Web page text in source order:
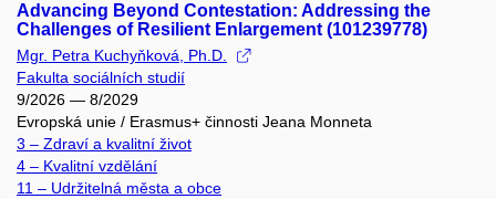
Advancing Beyond Contestation: Addressing the
Challenges of Resilient Enlargement (101239778)
Mgr. Petra Kuchyňková, Ph.D.
Fakulta sociálních studií
9/2026 — 8/2029
Evropská unie / Erasmus+ činnosti Jeana Monneta
3 – Zdraví a kvalitní život
4 – Kvalitní vzdělání
11 – Udržitelná města a obce